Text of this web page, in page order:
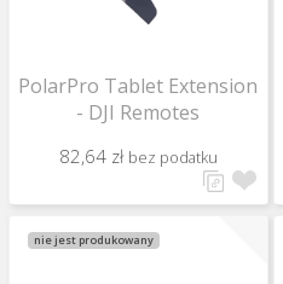
PolarPro Tablet Extension
- DJI Remotes
82,64 zł bez podatku
nie jest produkowany